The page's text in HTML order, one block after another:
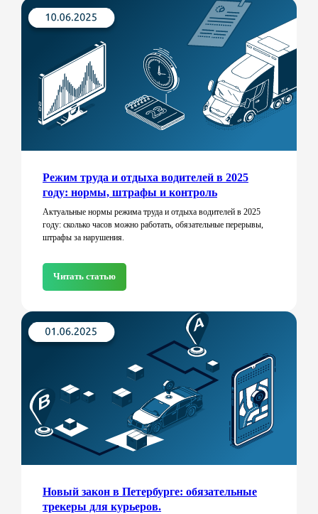
Режим труда и отдыха водителей в 2025
году: нормы, штрафы и контроль
Актуальные нормы режима труда и отдыха водителей в 2025
году: сколько часов можно работать, обязательные перерывы,
штрафы за нарушения.
Читать статью
Новый закон в Петербурге: обязательные
трекеры для курьеров.
Читать еще